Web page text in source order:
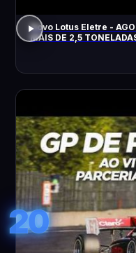
Novo Lotus Eletre -
MAIS DE 2,5
20